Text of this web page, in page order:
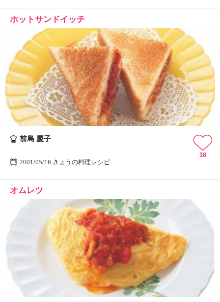
ホットサンドイッチ
前島 慶子
2001/05/16 きょうの料理レシピ
38
オムレツ